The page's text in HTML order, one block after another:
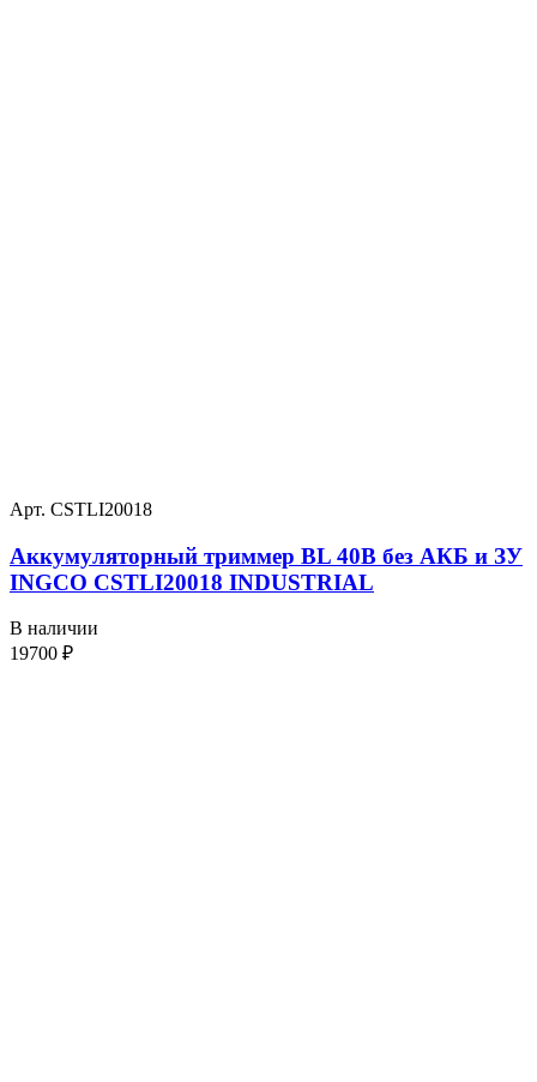
Арт. CSTLI20018
Аккумуляторный триммер BL 40В без АКБ и ЗУ
INGCO CSTLI20018 INDUSTRIAL
В наличии
19700 ₽